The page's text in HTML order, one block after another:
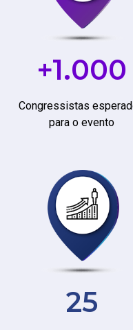
+1.000
Congressistas
para o evento
25